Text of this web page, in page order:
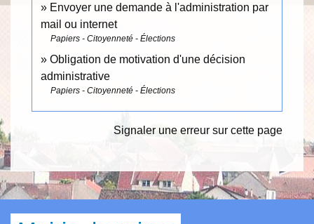
Envoyer une demande à l'administration par
mail ou internet
Papiers - Citoyenneté - Élections
Obligation de motivation d'une décision
administrative
Papiers - Citoyenneté - Élections
Signaler une erreur sur cette page